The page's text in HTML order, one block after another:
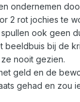
ondernemen
2 rot jochies te
ook geen
beeldbuis bij de
nooit gezien.
geld en de
gehad en zou